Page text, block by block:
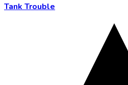
Tank Trouble